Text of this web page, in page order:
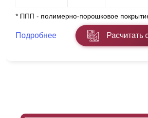
* ППП - полимерно-порошковое
Подробнее Расчитать